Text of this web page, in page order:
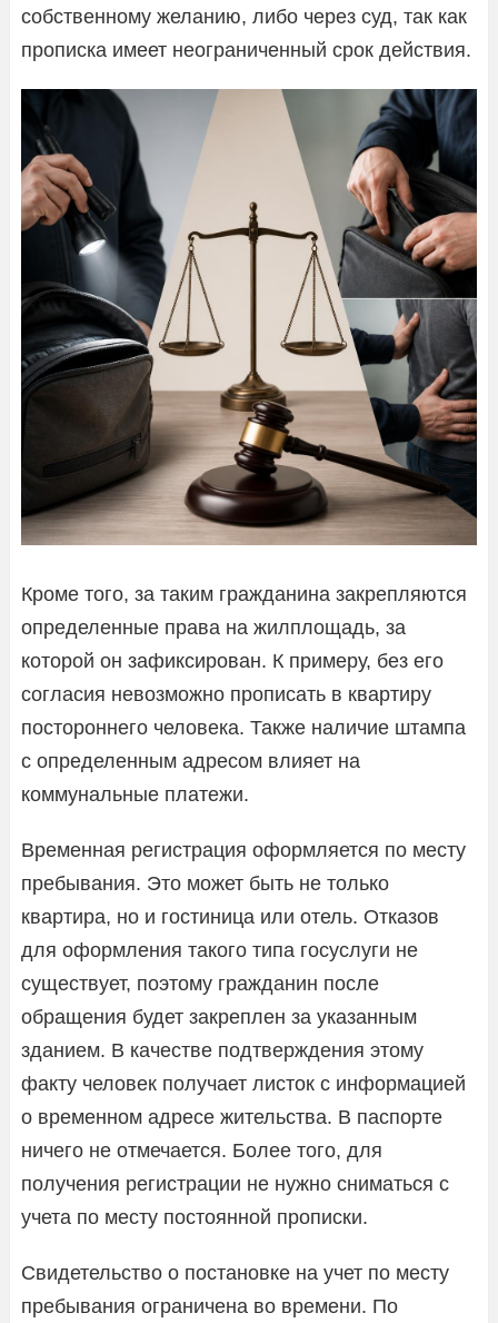
собственному желанию, либо через суд, так как
прописка имеет неограниченный срок действия.
Кроме того, за таким гражданина закрепляются
определенные права на жилплощадь, за
которой он зафиксирован. К примеру, без его
согласия невозможно прописать в квартиру
постороннего человека. Также наличие штампа
с определенным адресом влияет на
коммунальные платежи.
Временная регистрация оформляется по месту
пребывания. Это может быть не только
квартира, но и гостиница или отель. Отказов
для оформления такого типа госуслуги не
существует, поэтому гражданин после
обращения будет закреплен за указанным
зданием. В качестве подтверждения этому
факту человек получает листок с информацией
о временном адресе жительства. В паспорте
ничего не отмечается. Более того, для
получения регистрации не нужно сниматься с
учета по месту постоянной прописки.
Свидетельство о постановке на учет по месту
пребывания ограничена во времени. По